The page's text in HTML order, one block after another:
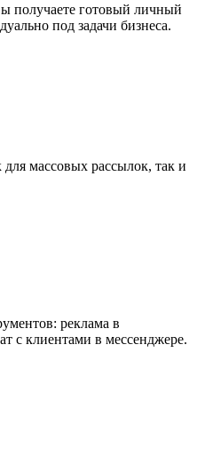
получаете готовый личный
под задачи бизнеса.
массовых рассылок, так и
реклама в
с клиентами в мессенджере.